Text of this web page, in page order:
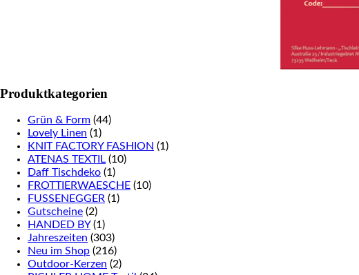
Produktkategorien
Grün & Form (44)
Lovely Linen (1)
KNIT FACTORY FASHION (1)
ATENAS TEXTIL (10)
Daff Tischdeko (1)
FROTTIERWAESCHE (10)
FUSSENEGGER (1)
Gutscheine (2)
HANDED BY (1)
Jahreszeiten (303)
Neu im Shop (216)
Outdoor-Kerzen (2)